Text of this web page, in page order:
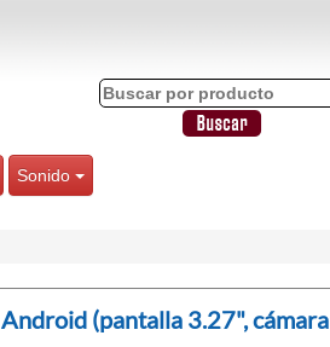
Sonido
(pantalla 3.27", cámara